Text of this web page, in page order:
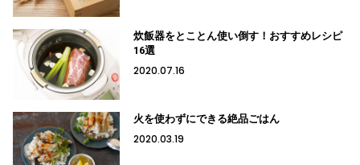
炊飯器をとことん使い倒す！おすすめレシピ
16選
2020.07.16
火を使わずにできる絶品ごはん
2020.03.19